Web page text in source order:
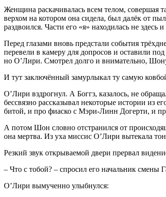
Женщина раскачивалась всем телом, совершая
верхом на котором она сидела, был далёк от
раздвоился. Части его «я» находилась не здесь и
Перед глазами вновь предстали события
перевели в камеру для допросов и оставили
но О’Лири. Смотрел долго и внимательно,
И тут заключённый замурлыкал ту самую
О’Лири вздрогнул. А Боггз, казалось, не
бессвязно рассказывал некоторые истории
битой, и про фиаско с Мэри-Линн Догерти, и
А потом Шон словно отстранился от
она мертва. Из уха миссис О’Лири вытекала
Резкий звук открываемой двери прервал
– Что с тобой? – спросил его начальник смены
О’Лири вымученно улыбнулся: